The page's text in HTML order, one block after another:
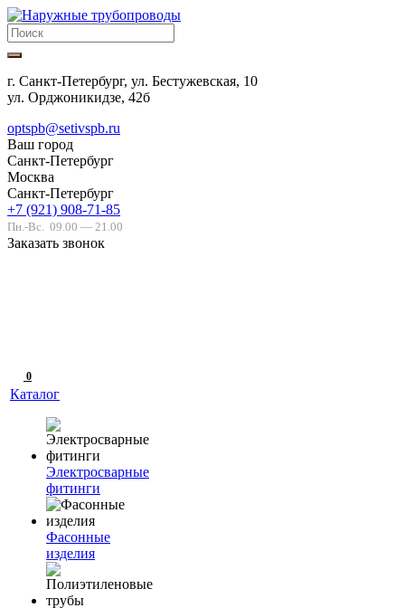
г. Санкт-Петербург, ул. Бестужевская, 10
ул. Орджоникидзе, 42б
optspb@setivspb.ru
Ваш город
Санкт-Петербург
Москва
Санкт-Петербург
+7 (921) 908-71-85
Пн.-Вс. 09.00 — 21.00
Заказать звонок
0
Каталог
Электросварные
фитинги
Фасонные
изделия